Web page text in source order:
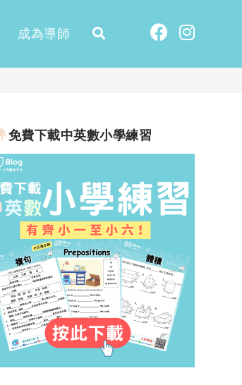
成為導師
免費下載中英數小學練習